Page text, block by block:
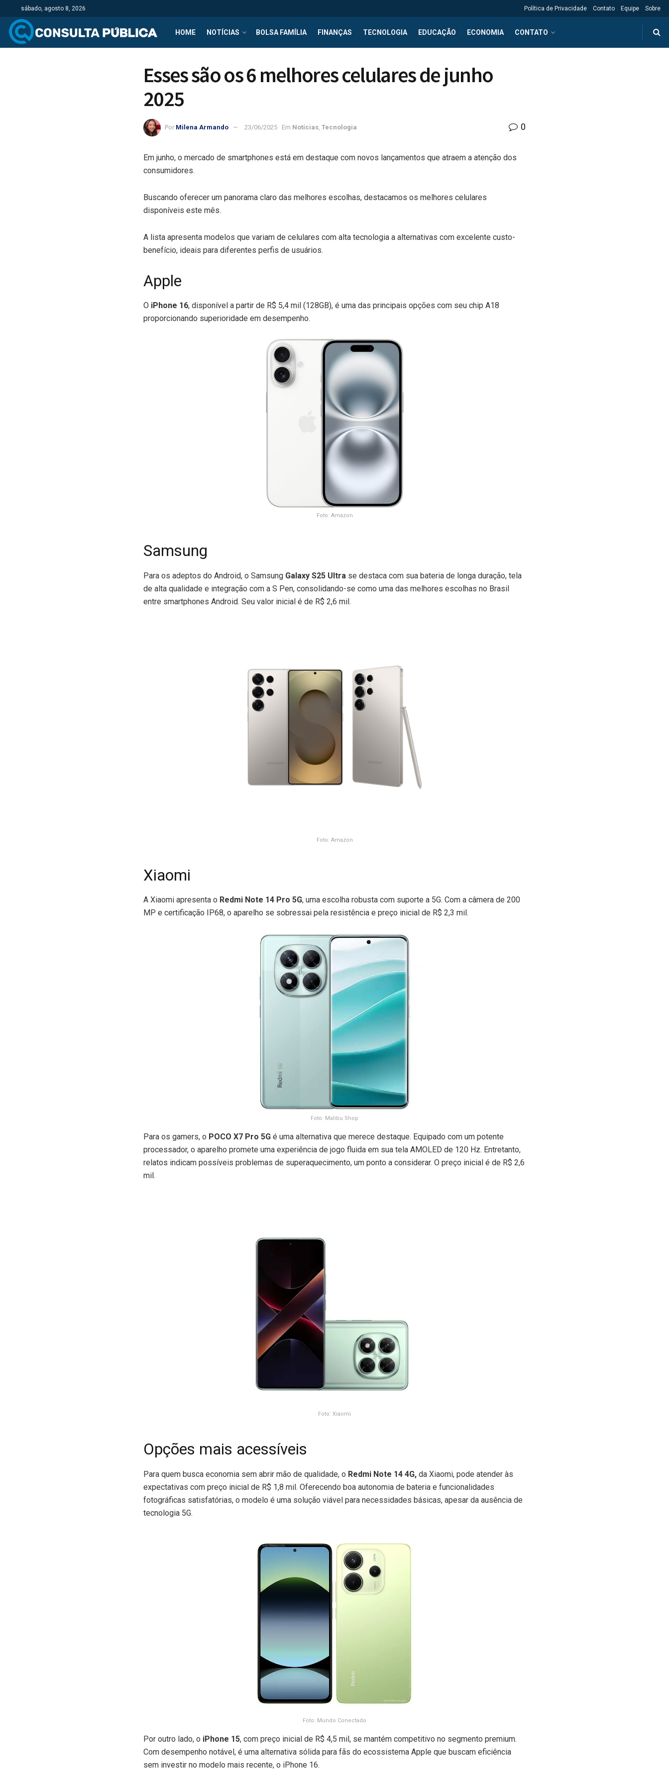
sábado, agosto 8, 2026 Política de Privacidade Contato Equipe Sobre
HOME NOTÍCIAS BOLSA FAMÍLIA FINANÇAS TECNOLOGIA EDUCAÇÃO ECONOMIA CONTATO
Esses são os 6 melhores celulares de junho
2025
Por Milena Armando 23/06/2025 Em Notícias Tecnologia 0
Em junho, o mercado de smartphones está em destaque com novos lançamentos que atraem a atenção dos
consumidores.
Buscando oferecer um panorama claro das melhores escolhas, destacamos os melhores celulares
disponíveis este mês.
A lista apresenta modelos que variam de celulares com alta tecnologia a alternativas com excelente custo-
benefício, ideais para diferentes perfis de usuários.
Apple
O iPhone 16, disponível a partir de R$ 5,4 mil (128GB), é uma das principais opções com seu chip A18
proporcionando superioridade em desempenho.
Foto: Amazon
Samsung
Para os adeptos do Android, o Samsung Galaxy S25 Ultra se destaca com sua bateria de longa duração, tela
de alta qualidade e integração com a S Pen, consolidando-se como uma das melhores escolhas no Brasil
entre smartphones Android. Seu valor inicial é de R$ 2,6 mil.
Foto: Amazon
Xiaomi
A Xiaomi apresenta o Redmi Note 14 Pro 5G, uma escolha robusta com suporte a 5G. Com a câmera de 200
MP e certificação IP68, o aparelho se sobressai pela resistência e preço inicial de R$ 2,3 mil.
Foto: Malibu Shop
Para os gamers, o POCO X7 Pro 5G é uma alternativa que merece destaque. Equipado com um potente
processador, o aparelho promete uma experiência de jogo fluida em sua tela AMOLED de 120 Hz. Entretanto,
relatos indicam possíveis problemas de superaquecimento, um ponto a considerar. O preço inicial é de R$ 2,6
mil.
Foto: Xiaomi
Opções mais acessíveis
Para quem busca economia sem abrir mão de qualidade, o Redmi Note 14 4G, da Xiaomi, pode atender às
expectativas com preço inicial de R$ 1,8 mil. Oferecendo boa autonomia de bateria e funcionalidades
fotográficas satisfatórias, o modelo é uma solução viável para necessidades básicas, apesar da ausência de
tecnologia 5G.
Foto: Mundo Conectado
Por outro lado, o iPhone 15, com preço inicial de R$ 4,5 mil, se mantém competitivo no segmento premium.
Com desempenho notável, é uma alternativa sólida para fãs do ecossistema Apple que buscam eficiência
sem investir no modelo mais recente, o iPhone 16.